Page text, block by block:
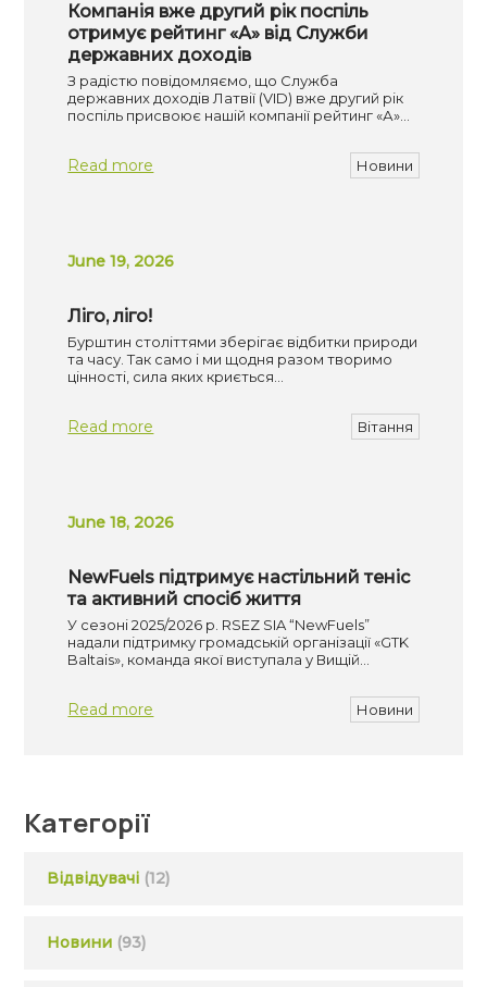
Компанія вже другий рік поспіль
отримує рейтинг «А» від Служби
державних доходів
З радістю повідомляємо, що Служба
державних доходів Латвії (VID) вже другий рік
поспіль присвоює нашій компанії рейтинг «А»…
Read more Новини
June 19, 2026
Ліго, ліго!
Бурштин століттями зберігає відбитки природи
та часу. Так само і ми щодня разом творимо
цінності, сила яких криється…
Read more Вітання
June 18, 2026
NewFuels підтримує настільний теніс
та активний спосіб життя
У сезоні 2025/2026 р. RSEZ SIA “NewFuels”
надали підтримку громадській організації «GTK
Baltais», команда якої виступала у Вищій…
Read more Новини
Категорії
Відвідувачі (12)
Новини (93)